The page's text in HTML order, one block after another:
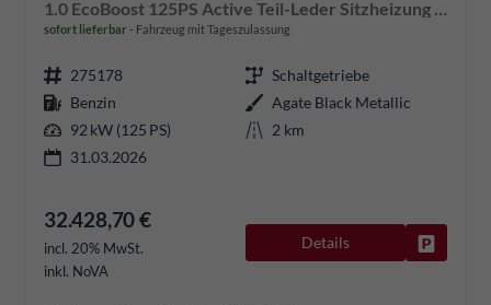
1.0 EcoBoost 125PS Active Teil-Leder Sitzheizung Lenkradheizung Klimaautomatik PDC v+h Rückf.-Kamera ACC TWA Frontscheibe beheizb. Ford-Navi SYNC4 Apple CarPlay + Android Auto
sofort lieferbar Fahrzeug mit Tageszulassung
275178
Schaltgetriebe
Benzin
Agate Black Metallic
92 kW (125 PS)
2 km
31.03.2026
32.428,70 €
incl. 20% MwSt.
inkl. NoVA
Details